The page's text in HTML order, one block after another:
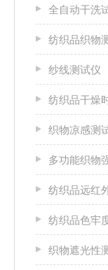
全自动干洗
纺织品织物
纱线测试仪
纺织品干燥
织物凉感测
多功能织物
纺织品远红
纺织品色牢
织物遮光性